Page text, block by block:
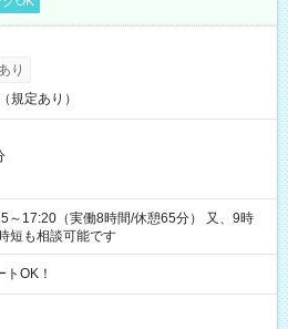
り
規定あり）
～17:20（実働8時間/休憩65分） 又、9時
短も相談可能です
トOK！